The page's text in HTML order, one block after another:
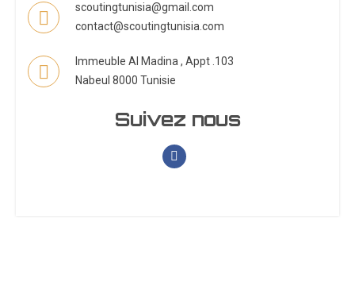
scoutingtunisia@gmail.com
contact@scoutingtunisia.com
Immeuble Al Madina , Appt .103
Nabeul 8000 Tunisie
Suivez nous